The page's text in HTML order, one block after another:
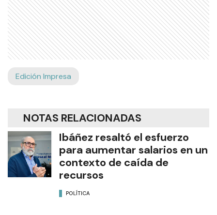
Edición Impresa
NOTAS RELACIONADAS
Ibáñez resaltó el esfuerzo
para aumentar salarios en un
contexto de caída de
recursos
POLÍTICA